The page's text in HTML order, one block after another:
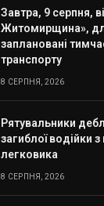
Завтра, 9 серпня,
Житомирщина»,
заплановані
транспорту
8 СЕРПНЯ, 2026
Рятувальники
загиблої водійки
легковика
8 СЕРПНЯ, 2026